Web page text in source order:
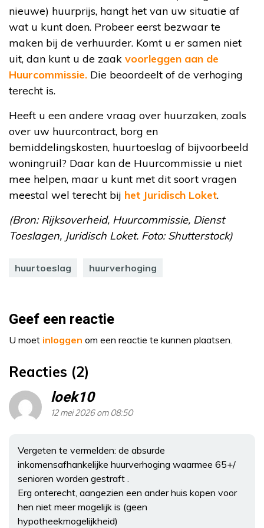
nieuwe) huurprijs, hangt het van uw situatie af
wat u kunt doen. Probeer eerst bezwaar te
maken bij de verhuurder. Komt u er samen niet
uit, dan kunt u de zaak voorleggen aan de
Huurcommissie. Die beoordeelt of de verhoging
terecht is.
Heeft u een andere vraag over huurzaken, zoals
over uw huurcontract, borg en
bemiddelingskosten, huurtoeslag of bijvoorbeeld
woningruil? Daar kan de Huurcommissie u niet
mee helpen, maar u kunt met dit soort vragen
meestal wel terecht bij het Juridisch Loket.
(Bron: Rijksoverheid, Huurcommissie, Dienst
Toeslagen, Juridisch Loket. Foto: Shutterstock)
huurtoeslag huurverhoging
Geef een reactie
U moet inloggen om een reactie te kunnen plaatsen.
Reacties (2)
loek10
12 mei 2026 om 08:50
Vergeten te vermelden: de absurde
inkomensafhankelijke huurverhoging waarmee 65+/
senioren worden gestraft .
Erg onterecht, aangezien een ander huis kopen voor
hen niet meer mogelijk is (geen
hypotheekmogelijkheid)